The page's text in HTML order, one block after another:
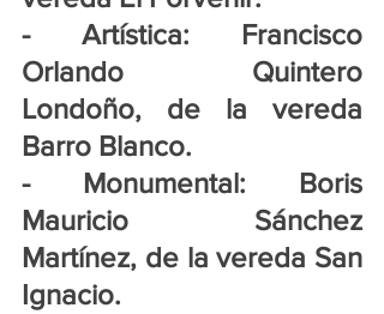
- Artística: Francisco
Orlando Quintero
Londoño, de la vereda
Barro Blanco.
- Monumental: Boris
Mauricio Sánchez
Martínez, de la vereda San
Ignacio.